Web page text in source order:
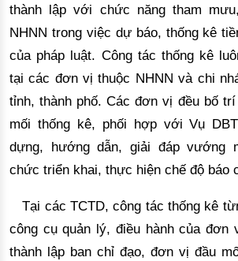
thành lập với chức năng tham
NHNN trong việc dự báo, thống kê
của pháp luật. Công tác thống kê
tại
tỉnh, thành phố. Các đơn vị đều bố
mối thống kê, phối hợp với Vụ
dựng, hướng dẫn, giải đáp vướng
chức triển khai, thực hiện chế độ báo
Tại các TCTD, công tác thống kê
công cụ quản lý, điều hành của đơn
thành lập ban chỉ đạo, đơn vị đầu